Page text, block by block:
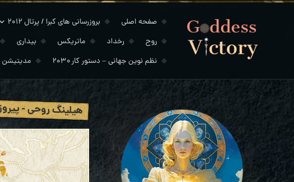
صفحه اصلی بروزرسانی های کبرا / پرتال ۲۰۱۲
روح
رخداد ماتریکس بیداری
نظم نوین جهانی – دستور کار ۲۰۳۰
مدیتیشن
هیلینگ روحی -